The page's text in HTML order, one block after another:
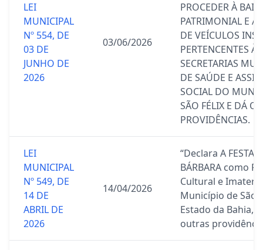
LEI
MUNICIPAL
Nº 554, DE
03 DE
JUNHO DE
2026
03/06/2026
PROCEDER À
PATRIMONIAL E
DE VEÍCULOS
PERTENCENTES ÀS
SECRETARIAS
DE SAÚDE E
SOCIAL DO
SÃO FÉLIX E DÁ
PROVIDÊNCIAS.
LEI
MUNICIPAL
Nº 549, DE
14 DE
ABRIL DE
2026
14/04/2026
“Declara A FESTA
BÁRBARA como
Cultural e
Município de São
Estado da Bahia,
outras